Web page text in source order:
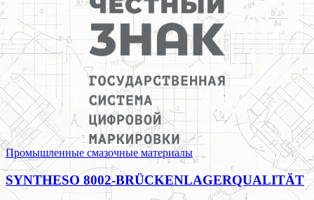
Промышленные смазочные материалы
SYNTHESO 8002-BRÜCKENLAGERQUALITÄT